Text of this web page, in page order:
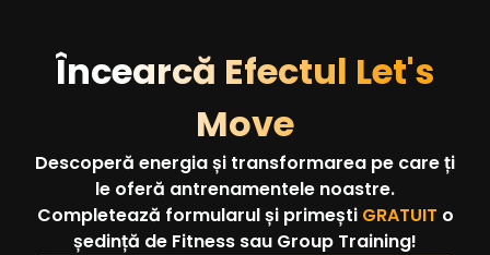
Încearcă Efectul Let's
Move
Descoperă energia și transformarea pe care ți
le oferă antrenamentele noastre.
Completează formularul și primești GRATUIT o
ședință de Fitness sau Group Training!